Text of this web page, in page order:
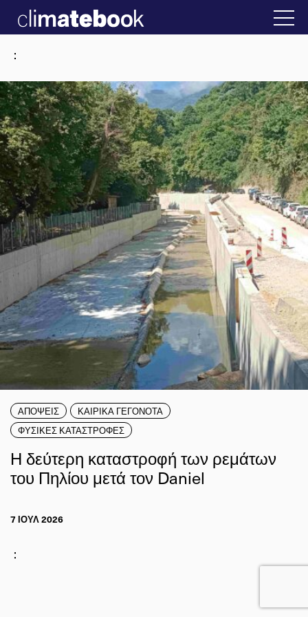
Ελλάδα 22 ΙΑΝ 2026 2025 Η άβολη
:
ΑΠΟΨΕΙΣ
ΚΑΙΡΙΚΑ ΓΕΓΟΝΟΤΑ
ΦΥΣΙΚΕΣ ΚΑΤΑΣΤΡΟΦΕΣ
Η δεύτερη καταστροφή των ρεμάτων
του Πηλίου μετά τον Daniel
7 ΙΟΥΛ 2026
: